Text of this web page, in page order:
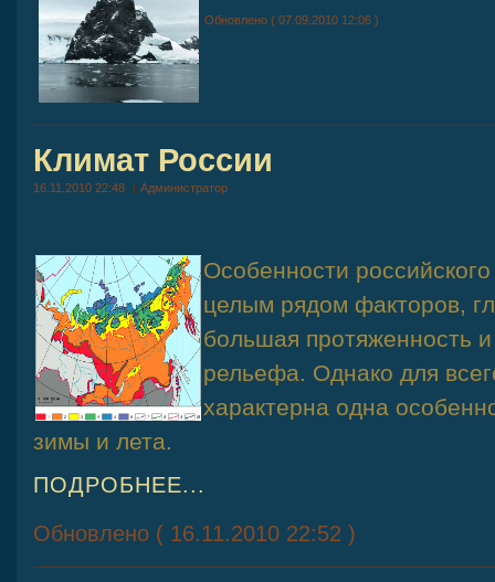
Обновлено ( 07.09.2010 12:06 )
Климат России
16.11.2010 22:48 Администратор
Особенности
целым рядом факторов,
большая протяженность
рельефа. Однако для
характерна одна
зимы и лета.
ПОДРОБНЕЕ...
Обновлено ( 16.11.2010 22:52 )